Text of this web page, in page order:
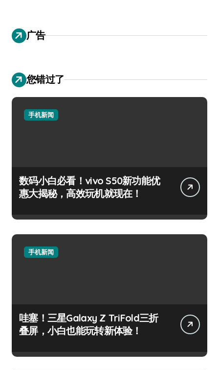
广告
您错过了
手机新闻
数码小白必看！vivo S50新功能优
惠大揭秘，高效玩机就现在！
手机新闻
哇塞！三星Galaxy Z TriFold三折
叠屏，小白也能玩转新体验！